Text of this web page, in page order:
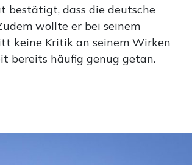
bestätigt, dass die deutsche
wollte er bei seinem
keine Kritik an seinem Wirken
bereits häufig genug getan.